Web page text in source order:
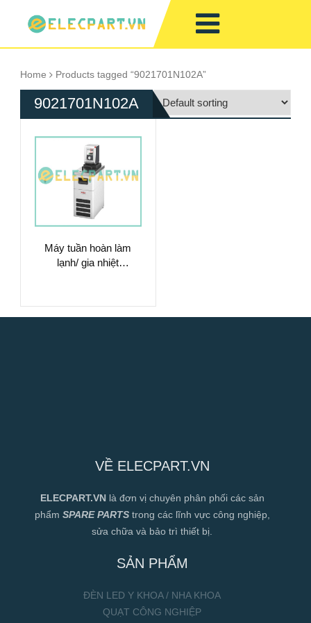
Home Products tagged “9021701N102A”
9021701N102A
Máy tuần hoàn làm
lạnh/ gia nhiệt
VỀ ELECPART.VN
ELECPART.VN là đơn vị chuyên phân phối các sản
phẩm SPARE PARTStrong các lĩnh vực công nghiệp,
sửa chữa và bảo trì thiết bị.
SẢN PHẨM
ĐÈN LED Y KHOA / NHA KHOA
QUẠT CÔNG NGHIỆP